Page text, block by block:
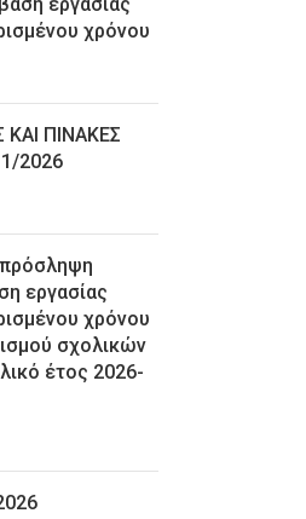
χρόνου
ΠΙΝΑΚΕΣ
2026
εργασίας
χρόνου
σχολικών
έτος 2026-